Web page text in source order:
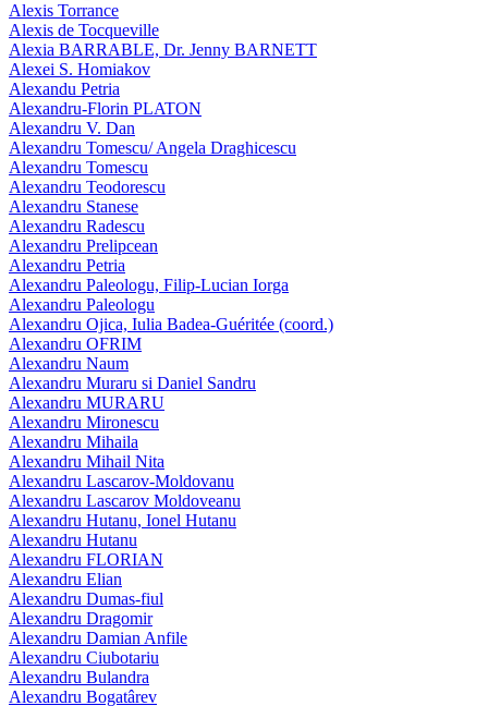
Alexis Torrance
Alexis de Tocqueville
Alexia BARRABLE, Dr. Jenny BARNETT
Alexei S. Homiakov
Alexandu Petria
Alexandru-Florin PLATON
Alexandru V. Dan
Alexandru Tomescu/ Angela Draghicescu
Alexandru Tomescu
Alexandru Teodorescu
Alexandru Stanese
Alexandru Radescu
Alexandru Prelipcean
Alexandru Petria
Alexandru Paleologu, Filip-Lucian Iorga
Alexandru Paleologu
Alexandru Ojica, Iulia Badea-Guéritée (coord.)
Alexandru OFRIM
Alexandru Naum
Alexandru Muraru si Daniel Sandru
Alexandru MURARU
Alexandru Mironescu
Alexandru Mihaila
Alexandru Mihail Nita
Alexandru Lascarov-Moldovanu
Alexandru Lascarov Moldoveanu
Alexandru Hutanu, Ionel Hutanu
Alexandru Hutanu
Alexandru FLORIAN
Alexandru Elian
Alexandru Dumas-fiul
Alexandru Dragomir
Alexandru Damian Anfile
Alexandru Ciubotariu
Alexandru Bulandra
Alexandru Bogatârev